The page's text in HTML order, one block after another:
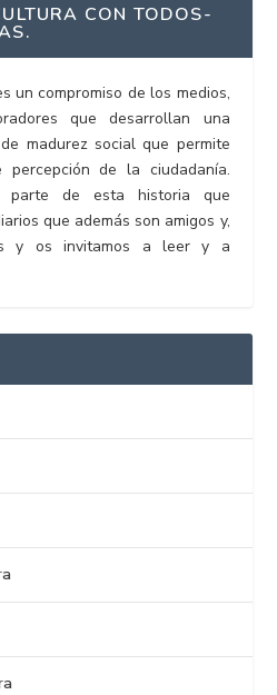
CON TODOS-
un compromiso de los medios,
que desarrollan una
madurez social que permite
de la ciudadanía.
parte de esta historia que
que además son amigos y,
y os invitamos a leer y a